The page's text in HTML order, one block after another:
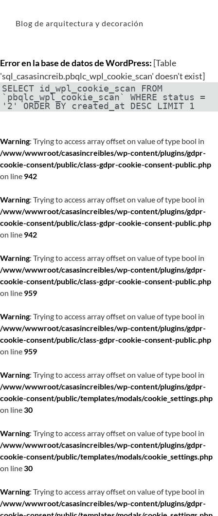
Blog de arquitectura y decoración
Error en la base de datos de WordPress: [Table
'sql_casasincreib.pbqlc_wpl_cookie_scan' doesn't exist]
SELECT id_wpl_cookie_scan FROM
`pbqlc_wpl_cookie_scan` WHERE status =
'2' ORDER BY created_at DESC LIMIT 1
Warning: Trying to access array offset on value of type bool in
/www/wwwroot/casasincreibles/wp-content/plugins/gdpr-
cookie-consent/public/class-gdpr-cookie-consent-public.php
on line 942
Warning: Trying to access array offset on value of type bool in
/www/wwwroot/casasincreibles/wp-content/plugins/gdpr-
cookie-consent/public/class-gdpr-cookie-consent-public.php
on line 942
Warning: Trying to access array offset on value of type bool in
/www/wwwroot/casasincreibles/wp-content/plugins/gdpr-
cookie-consent/public/class-gdpr-cookie-consent-public.php
on line 959
Warning: Trying to access array offset on value of type bool in
/www/wwwroot/casasincreibles/wp-content/plugins/gdpr-
cookie-consent/public/class-gdpr-cookie-consent-public.php
on line 959
Warning: Trying to access array offset on value of type bool in
/www/wwwroot/casasincreibles/wp-content/plugins/gdpr-
cookie-consent/public/templates/modals/cookie_settings.php
on line30
Warning: Trying to access array offset on value of type bool in
/www/wwwroot/casasincreibles/wp-content/plugins/gdpr-
cookie-consent/public/templates/modals/cookie_settings.php
on line30
Warning: Trying to access array offset on value of type bool in
/www/wwwroot/casasincreibles/wp-content/plugins/gdpr-